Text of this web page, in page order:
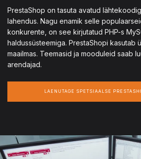
PrestaShop on tasuta avatud
lahendus. Nagu enamik selle
konkurente, on see kirjutatud PHP-s
haldussüsteemiga. PrestaShopi kasutab
maailmas. Teemasid ja mooduleid saab
arendajad.
LAENUTAGE SPETSIAALSE